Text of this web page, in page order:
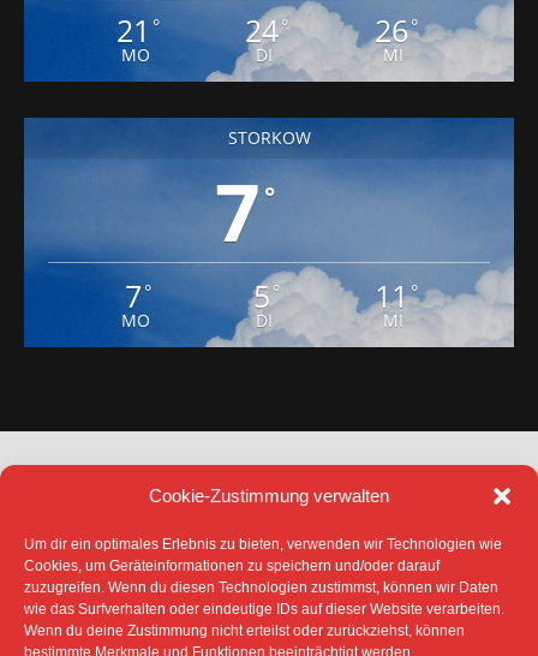
Cookie-Zustimmung verwalten
Um dir ein optimales Erlebnis zu bieten, verwenden wir Technologien wie
Cookies, um Geräteinformationen zu speichern und/oder darauf
zuzugreifen. Wenn du diesen Technologien zustimmst, können wir Daten
wie das Surfverhalten oder eindeutige IDs auf dieser Website verarbeiten.
Wenn du deine Zustimmung nicht erteilst oder zurückziehst, können
bestimmte Merkmale und Funktionen beeinträchtigt werden.
21 °
MO
24°
DI
26°
MI
STORKOW
7°
7 °
MO
5°
DI
11°
MI
DATENSCHUTZ
IMPRESSUM
COOKIE-RICHTLINIE (EU)
SÄMTLICHE TEXTE, BILDER UND ANDERE